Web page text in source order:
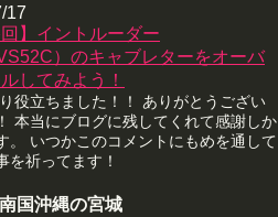
17
回】イントルーダー
）のキャブレターをオーバ
してみよう！
役立ちました！！ ありがとうござい
本当にブログに残してくれて感謝しか
。 いつかこのコメントにもめを通して
を祈ってます！
南国沖縄の宮城